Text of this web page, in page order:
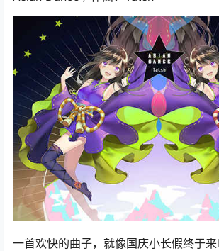
一首欢快的曲子，就像国庆小长假终于